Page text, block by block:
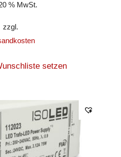
% MwSt.
zzgl.
setzen